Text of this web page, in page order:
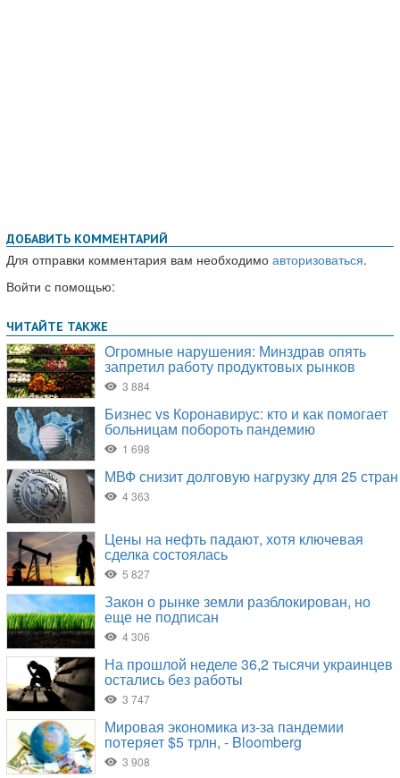
ДОБАВИТЬ КОММЕНТАРИЙ
Для отправки комментария вам необходимо авторизоваться.
Войти с помощью: